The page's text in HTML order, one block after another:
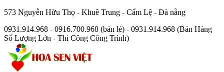
573 Nguyễn Hữu Thọ - Khuê Trung - Cẩm Lệ - Đà nẵng
0931.914.968 - 0916.700.968 (bán lẻ) - 0931.914.968 (Bán Hàng
Số Lượng Lớn - Thi Công Công Trình)